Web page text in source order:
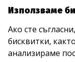
Използваме
Ако сте
бисквитки,
анализираме